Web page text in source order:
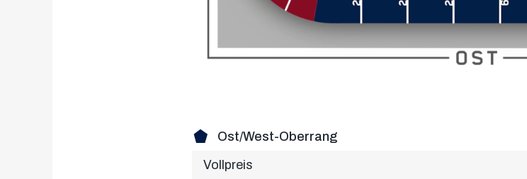
Ost/West-Oberrang
Vollpreis